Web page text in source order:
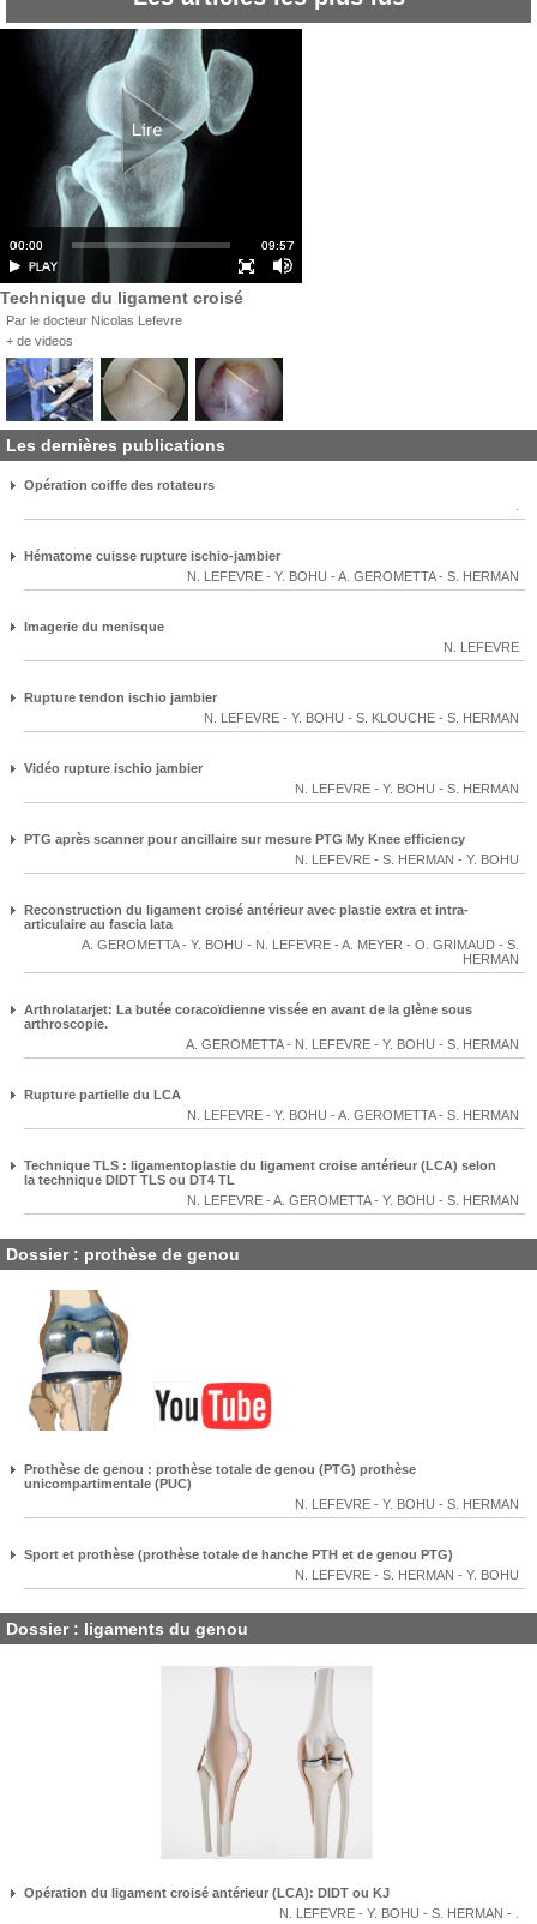
Technique du ligament croisé
Par le docteur Nicolas Lefevre
+ de videos
Les dernières publications
Opération coiffe des rotateurs
Hématome cuisse rupture ischio-jambier
N. LEFEVRE - Y. BOHU - A. GEROMETTA- S. HERMAN
Imagerie du menisque
N. LEFEVRE
Rupture tendon ischio jambier
N. LEFEVRE - Y. BOHU - S. KLOUCHE - S. HERMAN
Vidéo rupture ischio jambier
N. LEFEVRE - Y. BOHU - S. HERMAN
PTG après scanner pour ancillaire sur mesure PTG My Knee efficiency
N. LEFEVRE - S. HERMAN - Y. BOHU
Reconstruction du ligament croisé antérieur avec plastie extra et intra-
articulaire au fascia lata
A. GEROMETTA- Y. BOHU - N. LEFEVRE - A. MEYER - O. GRIMAUD - S.
HERMAN
Arthrolatarjet: La butée coracoïdienne vissée en avant de la glène sous
arthroscopie.
A. GEROMETTA- N. LEFEVRE - Y. BOHU - S. HERMAN
Rupture partielle du LCA
N. LEFEVRE - Y. BOHU - A. GEROMETTA- S. HERMAN
Technique TLS : ligamentoplastie du ligament croise antérieur (LCA) selon
la technique DIDT TLS ou DT4 TL
N. LEFEVRE - A. GEROMETTA- Y. BOHU - S. HERMAN
Dossier : prothèse de genou
Prothèse de genou : prothèse totale de genou (PTG) prothèse
unicompartimentale (PUC)
N. LEFEVRE - Y. BOHU - S. HERMAN
Sport et prothèse (prothèse totale de hanche PTH et de genou PTG)
N. LEFEVRE - S. HERMAN - Y. BOHU
Dossier : ligaments du genou
Opération du ligament croisé antérieur (LCA): DIDT ou KJ
N. LEFEVRE - Y. BOHU - S. HERMAN -